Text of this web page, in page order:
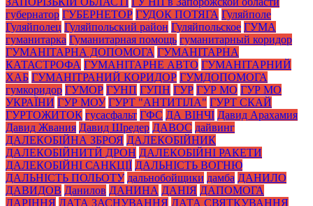
губернатор ГУБЕРНЕТОР ГУДОК ПОТЯГА Гуляйполе
Гуляйполец Гуляйпольский район Гуляйпольское ГУМА
гуманитарка Гуманитарная помощь гуманитарный коридор
ГУМАНІТАРНА ДОПОМОГА ГУМАНІТАРНА
КАТАСТРОФА ГУМАНІТАРНЕ АВТО ГУМАНІТАРНИЙ
ХАБ ГУМАНІТРАНИЙ КОРИДОР ГУМДОПОМОГА
гумкоридор ГУМОР ГУНП ГУПН ГУР ГУР МО ГУР МО
УКРАЇНИ ГУР МОУ ГУРТ "АНТИТІЛА" ГУРТ СКАЙ
ГУРТОЖИТОК гусасфальт ГФС ДА ВІНЧІ Давид Арахамия
Давид Жвания Давид Шредер ДАВОС дайвинг
ДАЛЕКОБІЙНА ЗБРОЯ ДАЛЕКОБІЙНИК
ДАЛЕКОБІЙНИТЙ ДРОН ДАЛЕКОБІЙНІ РАКЕТИ
ДАЛЕКОБІЙНІ САНКЦІЇ ДАЛЬНІСТЬ ВОГНЮ
ДАЛЬНІСТЬ ПОЛЬОТУ дальнобойщики дамба ДАНИЛО
ДАВИДОВ Данилов ДАНИНА ДАНІЯ ДАПОМОГА
ДАРІННЯ ДАТА ЗАСНУВАННЯ ДАТА СВЯТКУВАННЯ